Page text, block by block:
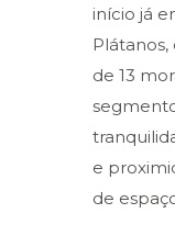
início já
de 13
e
de